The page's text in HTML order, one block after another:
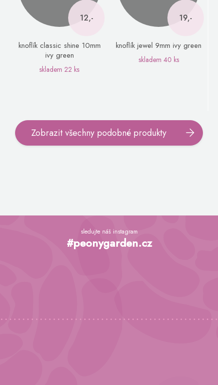
12,-
knoflík classic shine 10mm
ivy green
skladem 22 ks
19,-
knoflík jewel 9mm ivy green
skladem 40 ks
Zobrazit všechny podobné produkty
Z
sledujte náš instagram
#peonygarden.cz